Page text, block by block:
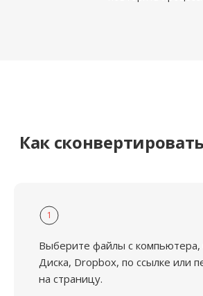
Как сконвертировать
1
Выберите файлы с компьютера,
Диска, Dropbox, по ссылке или
на страницу.